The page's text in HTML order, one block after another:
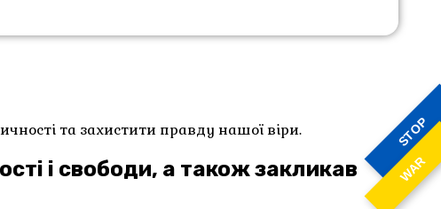
STOP
WAR
та захистити правду нашої віри.
і свободи, а також закликав